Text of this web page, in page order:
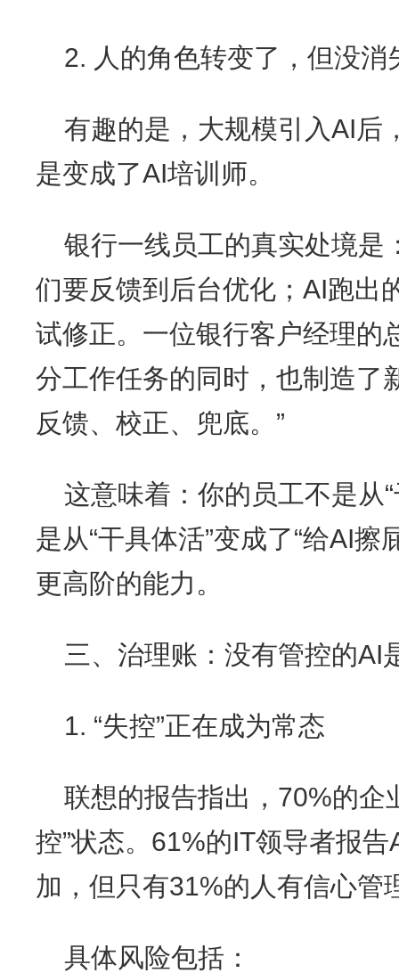
2. 人的角色转变了，但没消
有趣的是，大规模引入AI后
是变成了AI培训师。
银行一线员工的真实处境是
们要反馈到后台优化；AI跑出
试修正。一位银行客户经理的
分工作任务的同时，也制造
反馈、校正、兜底。”
这意味着：你的员工不是从
是从“干具体活”变成了“给AI
更高阶的能力。
三、治理账：没有管控的AI
1. “失控”正在成为常态
联想的报告指出，70%的企
控”状态。61%的IT领导者报
加，但只有31%的人有信心管
具体风险包括：